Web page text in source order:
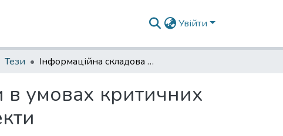
Увійти
Тези Інформаційна складова національної безпеки в умовах критичних загроз державності: правові та політичні аспекти
в умовах критичних